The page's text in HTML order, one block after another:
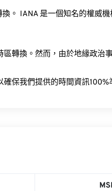
。 IANA 是一個知名的權威
轉換。然而，由於地緣政治
保我們提供的時間資訊100%